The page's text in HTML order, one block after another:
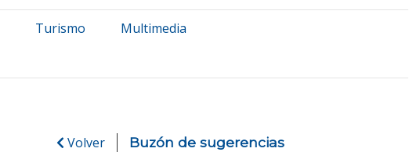
Turismo
Multimedia
Volver Buzón de sugerencias